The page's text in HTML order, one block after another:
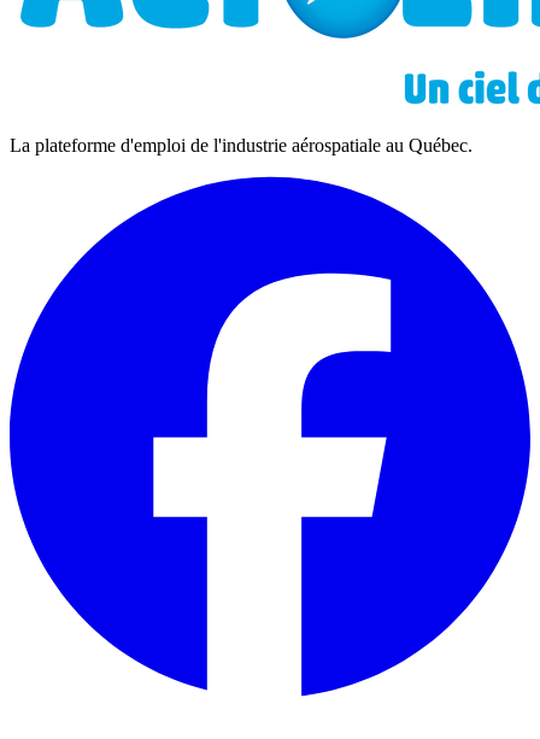
La plateforme d'emploi de l'industrie aérospatiale au Québec.